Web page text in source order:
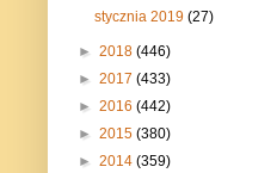
stycznia 2019(27)
► 2018 (446)
► 2017 (433)
► 2016 (442)
► 2015 (380)
► 2014 (359)